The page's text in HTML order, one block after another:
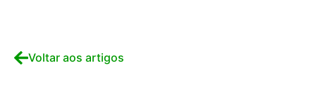
Voltar aos artigos